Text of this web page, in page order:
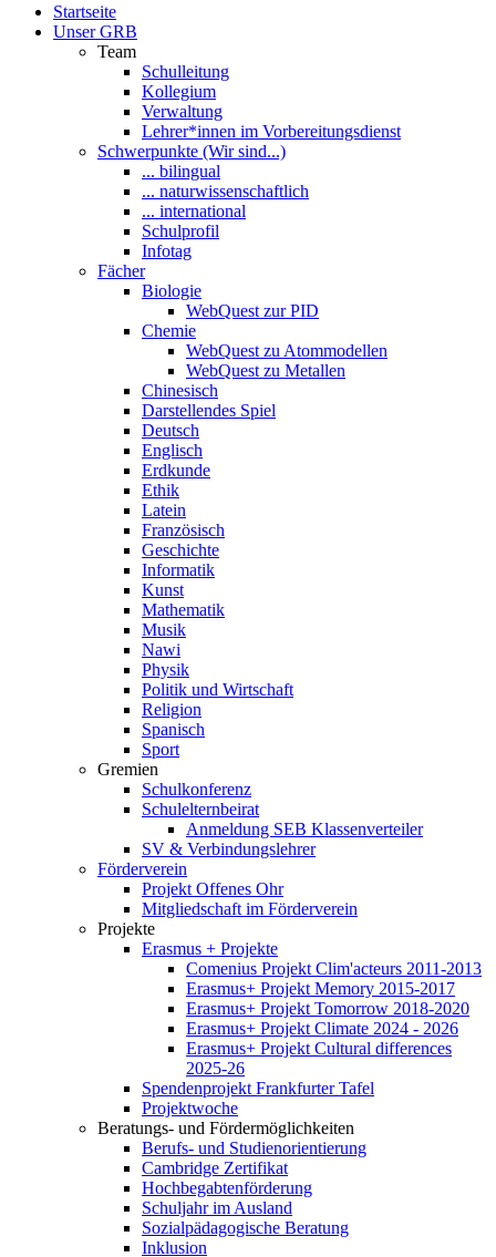
Startseite
Unser GRB
Team
Schulleitung
Kollegium
Verwaltung
Lehrer*innen im Vorbereitungsdienst
Schwerpunkte (Wir sind...)
... bilingual
... naturwissenschaftlich
... international
Schulprofil
Infotag
Fächer
Biologie
WebQuest zur PID
Chemie
WebQuest zu Atommodellen
WebQuest zu Metallen
Chinesisch
Darstellendes Spiel
Deutsch
Englisch
Erdkunde
Ethik
Latein
Französisch
Geschichte
Informatik
Kunst
Mathematik
Musik
Nawi
Physik
Politik und Wirtschaft
Religion
Spanisch
Sport
Gremien
Schulkonferenz
Schulelternbeirat
Anmeldung SEB Klassenverteiler
SV & Verbindungslehrer
Förderverein
Projekt Offenes Ohr
Mitgliedschaft im Förderverein
Projekte
Erasmus + Projekte
Comenius Projekt Clim'acteurs 2011-2013
Erasmus+ Projekt Memory 2015-2017
Erasmus+ Projekt Tomorrow 2018-2020
Erasmus+ Projekt Climate 2024 - 2026
Erasmus+ Projekt Cultural differences
2025-26
Spendenprojekt Frankfurter Tafel
Projektwoche
Beratungs- und Fördermöglichkeiten
Berufs- und Studienorientierung
Cambridge Zertifikat
Hochbegabtenförderung
Schuljahr im Ausland
Sozialpädagogische Beratung
Inklusion